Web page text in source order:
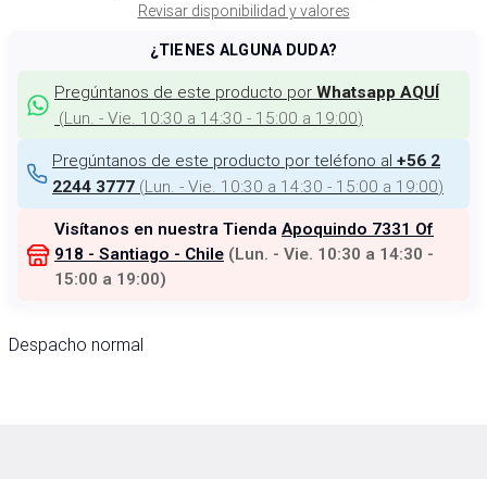
Revisar disponibilidad y valores
¿TIENES ALGUNA DUDA?
Pregúntanos de este producto por Whatsapp AQUÍ
(Lun. - Vie. 10:30 a 14:30 - 15:00 a 19:00)
Pregúntanos de este producto por teléfono al +56 2
2244 3777 (Lun. - Vie. 10:30 a 14:30 - 15:00 a 19:00)
Visítanos en nuestra Tienda Apoquindo 7331 Of
918 - Santiago - Chile (Lun. - Vie. 10:30 a 14:30 -
15:00 a 19:00)
Despacho normal